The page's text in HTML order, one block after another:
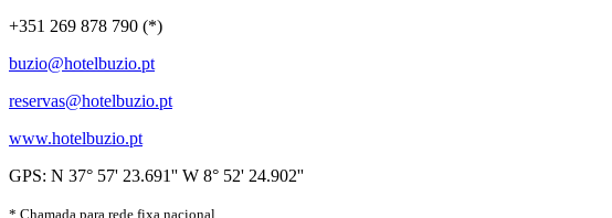
+351 269 878 790 (*)
buzio@hotelbuzio.pt
reservas@hotelbuzio.pt
www.hotelbuzio.pt
GPS: N 37° 57' 23.691'' W 8° 52' 24.902''
* Chamada para rede fixa nacional